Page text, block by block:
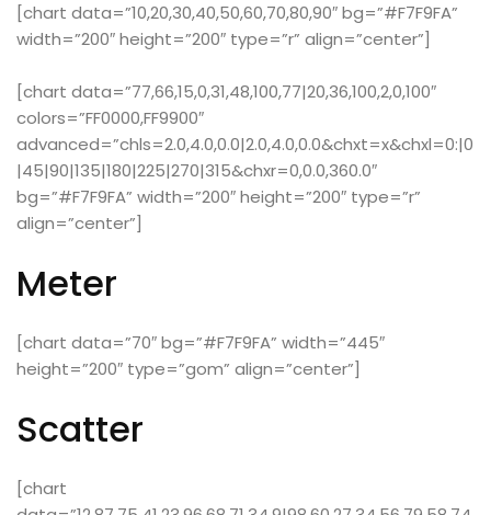
[chart data=”10,20,30,40,50,60,70,80,90″ bg=”#F7F9FA”
width=”200″ height=”200″ type=”r” align=”center”]
[chart data=”77,66,15,0,31,48,100,77|20,36,100,2,0,100″
colors=”FF0000,FF9900″
advanced=”chls=2.0,4.0,0.0|2.0,4.0,0.0&chxt=x&chxl=0:|0
|45|90|135|180|225|270|315&chxr=0,0.0,360.0″
bg=”#F7F9FA” width=”200″ height=”200″ type=”r”
align=”center”]
Meter
[chart data=”70″ bg=”#F7F9FA” width=”445″
height=”200″ type=”gom” align=”center”]
Scatter
[chart